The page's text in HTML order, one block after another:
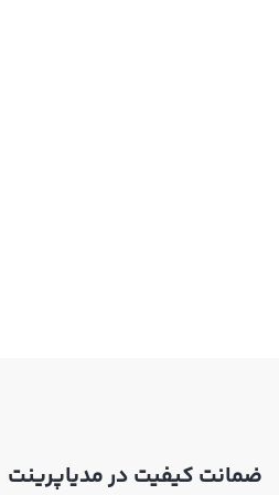
ضمانت کیفیت در مدیاپرینت